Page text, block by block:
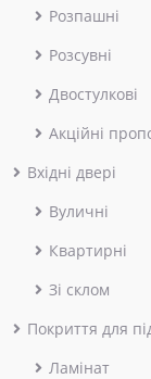
Розпашні
Розсувні
Двостулкові
Акційні
Вхідні двері
Вуличні
Квартирні
Зі склом
Покриття для
Ламінат